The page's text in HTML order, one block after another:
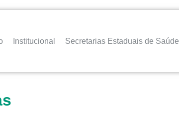
Institucional Secretarias Estaduais de Saúde